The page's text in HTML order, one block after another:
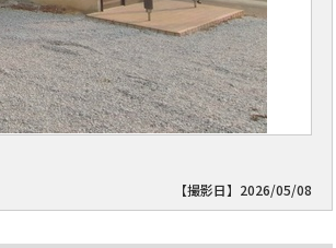
【撮影日】2026/05/08